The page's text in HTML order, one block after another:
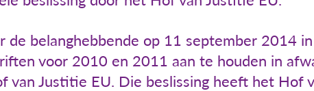
de belanghebbende op 11 september 2014
voor 2010 en 2011 aan te houden in
van Justitie EU. Die beslissing heeft het Hof